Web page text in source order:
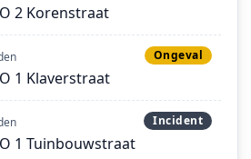
2 Korenstraat
Ongeval
1 Klaverstraat
Incident
1 Tuinbouwstraat